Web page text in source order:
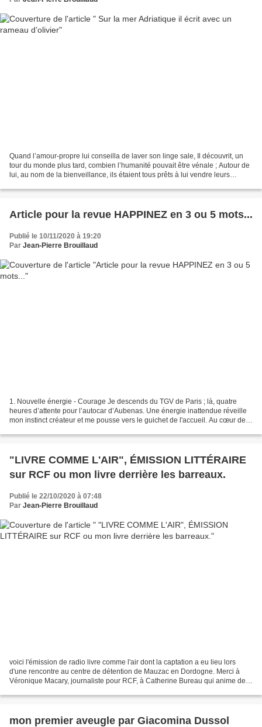
Quand l’amour-propre lui conseilla de laver son linge sale, Il découvrit, un
tour du monde plus tard, combien l’humanité pouvait être vénale ; Autour de
lui, au nom de la bienveillance, ils étaient tous prêts à lui vendre leurs
Article pour la revue HAPPINEZ en 3 ou 5 mots...
Publié le 10/11/2020 à 19:20
Par Jean-Pierre Brouillaud
1. Nouvelle énergie - Courage Je descends du TGV de Paris ; là, quatre
heures d’attente pour l’autocar d’Aubenas. Une énergie inattendue réveille
mon instinct créateur et me pousse vers le guichet de l'accueil. Au cœur de
"LIVRE COMME L'AIR", ÉMISSION LITTÉRAIRE
sur RCF ou mon livre derrière les barreaux.
Publié le 22/10/2020 à 07:48
Par Jean-Pierre Brouillaud
voici l'émission de radio livre comme l'air dont la captation a eu lieu lors
d'une rencontre au centre de détention de Mauzac en Dordogne. Merci à
Véronique Macary, journaliste pour RCF, à Catherine Bureau qui anime des
mon premier aveugle par Giacomina Dussol